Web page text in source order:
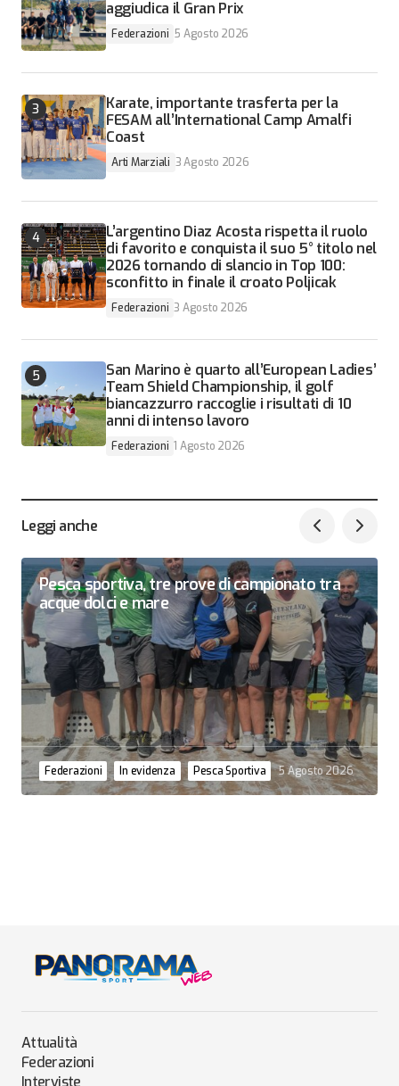
aggiudica il Gran Prix
Federazioni 5 Agosto 2026
Karate, importante trasferta per la
FESAM all’International Camp Amalfi
Coast
Arti Marziali 3 Agosto 2026
L’argentino Diaz Acosta rispetta il ruolo
di favorito e conquista il suo 5° titolo nel
2026 tornando di slancio in Top 100:
sconfitto in finale il croato Poljicak
Federazioni 3 Agosto 2026
San Marino è quarto all’European Ladies’
Team Shield Championship, il golf
biancazzurro raccoglie i risultati di 10
anni di intenso lavoro
Federazioni 1 Agosto 2026
Leggi anche
Pesca sportiva, tre prove di campionato tra
acque dolci e mare
Federazioni In evidenza Pesca Sportiva 5 Agosto 2026
Attualità
Federazioni
Interviste